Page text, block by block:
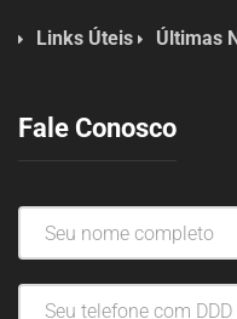
Links Úteis Últimas
Fale Conosco